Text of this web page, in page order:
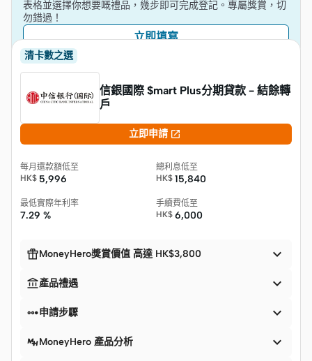
表格並選擇你想要嘅禮品，幾步即可完成登記。專屬獎賞，切
勿錯過！
立即填寫
清卡數之選
信銀國際 $mart Plus分期貸款 - 結餘轉
戶
立即申請 
每月還款額低至
HK$ 5,996
總利息低至
HK$ 15,840
最低實際年利率
7.29 %
手續費低至
HK$ 6,000
MoneyHero獎賞價值 高達 HK$3,800 
產品禮遇 
申請步驟 
MoneyHero 產品分析 